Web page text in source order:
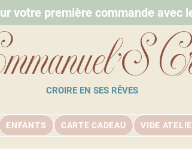
votre première commande avec
CROIRE EN SES RÊVES
ENFANTS CARTE CADEAU VIDE